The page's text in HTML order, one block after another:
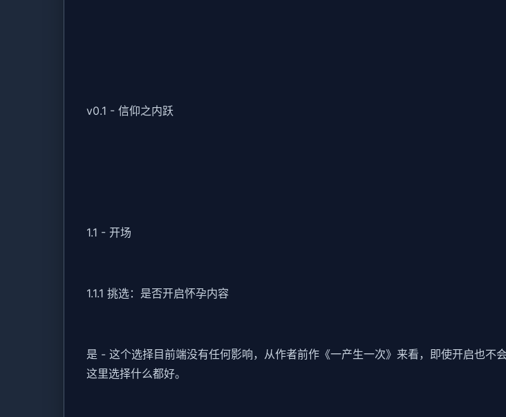
v0.1 - 信仰之内跃
1.1 - 开场
1.1.1 挑选：是否开启怀孕内容
是 - 这个选择目前端没有任何影响，从作者前作《一产生一次》来看，即使开启也
这里选择什么都好。